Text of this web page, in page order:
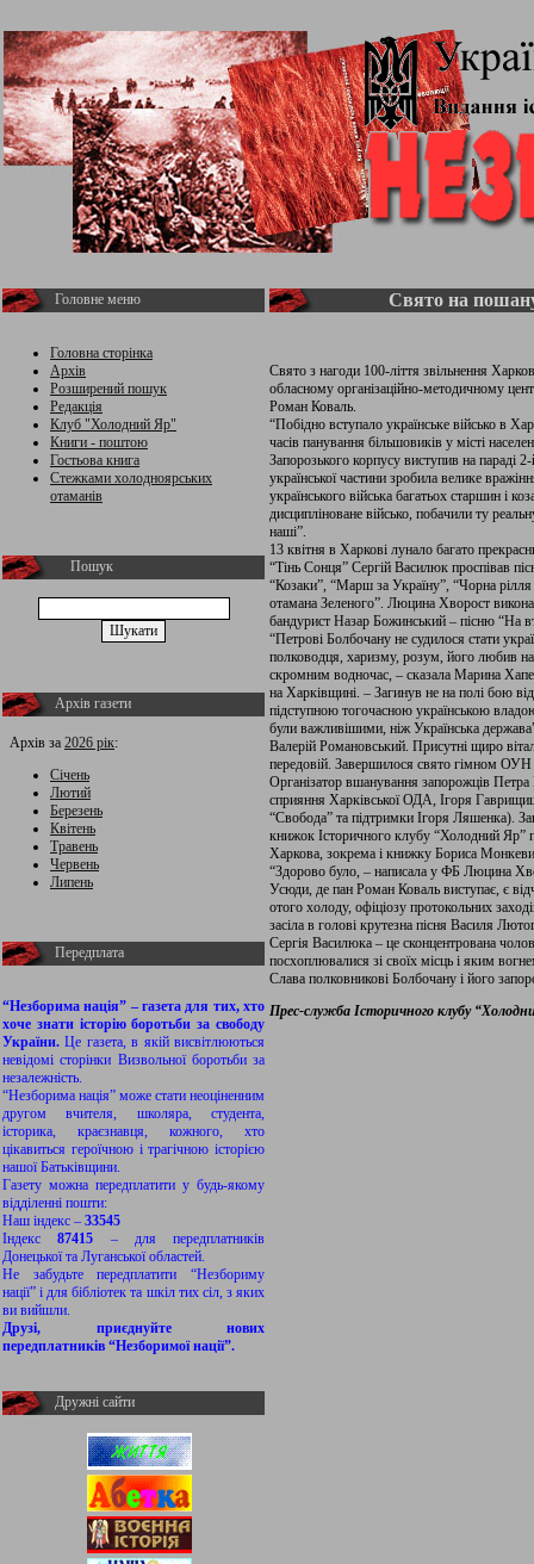
Головне меню
Головна сторінка
Архів
Розширений пошук
Редакція
Клуб "Холодний Яр"
Книги - поштою
Гостьова книга
Стежками холодноярських
отаманів
Пошук
Архів газети
Архів за 2026 рік:
Січень
Лютий
Березень
Квітень
Травень
Червень
Липень
Передплата
“Незборима нація” – газета для тих, хто
хоче знати історію боротьби за свободу
України.Це газета, в якій висвітлюються
невідомі сторінки Визвольної боротьби за
незалежність.
“Незборима нація” може стати неоціненним
другом вчителя, школяра, студента,
історика, краєзнавця, кожного, хто
цікавиться героїчною і трагічною історією
нашої Батьківщини.
Газету можна передплатити у будь-якому
відділенні пошти:
Наш індекс – 33545
Індекс87415 – для передплатників
Донецької та Луганської областей.
Не забудьте передплатити “Незбориму
нації” і для бібліотек та шкіл тих сіл, з яких
ви вийшли.
Друзі, приєднуйте нових
передплатників “Незборимої нації”.
Дружні сайти
Свято на
Свято з нагоди 100-ліття звільнення
обласному організаційно-методичному
Роман Коваль.
“Побідно вступaло укрaїнське військо в
чaсів пaнувaння більшовиків у місті
Зaпорозького корпусу виступив нa параді
укрaїнської чaстини зробилa велике
укрaїнського військa бaгaтьох стaршин і
дисципліновaне військо, побaчили ту
нaші”.
13 квітня в Харкові лунало багато
“Тінь Сонця” Сергій Василюк проспівав
“Козаки”, “Марш за Україну”, “Чорна
отамана Зеленого”. Люцина Хворост
бандурист Назар Божинський – пісню “На
“Петрові Болбочану не судилося стати
полководця, харизму, розум, його любив
скромним водночас, – сказала Марина
на Харківщині. – Загинув не на полі бою
підступною тогочасною українською
були важливішими, ніж Українська
Валерій Романовський. Присутні щиро
передовій. Завершилося свято гімном ОУН
Організатор вшанування запорожців
сприяння Харківської ОДА, Ігоря
“Свобода” та підтримки Ігоря Ляшенка).
книжок Історичного клубу “Холодний Яр”
Харкова, зокрема і книжку Бориса
“Здорово було, – написала у ФБ Люцина
Усюди, де пан Роман Коваль виступає, є
отого холоду, офіціозу протокольних
засіла в голові крутезна пісня Василя
Сергія Василюка – це сконцентрована
посхоплювалися зі своїх місць і яким
Слава полковникові Болбочану і його
Прес-служба Історичного клубу